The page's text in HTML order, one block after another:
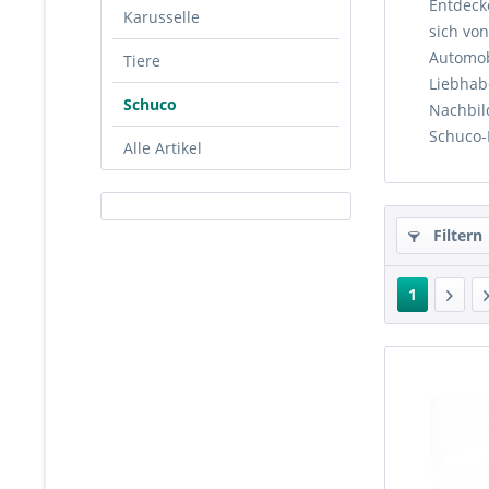
Karusselle
Tiere
Schuco
Alle Artikel
sich
Filtern
1